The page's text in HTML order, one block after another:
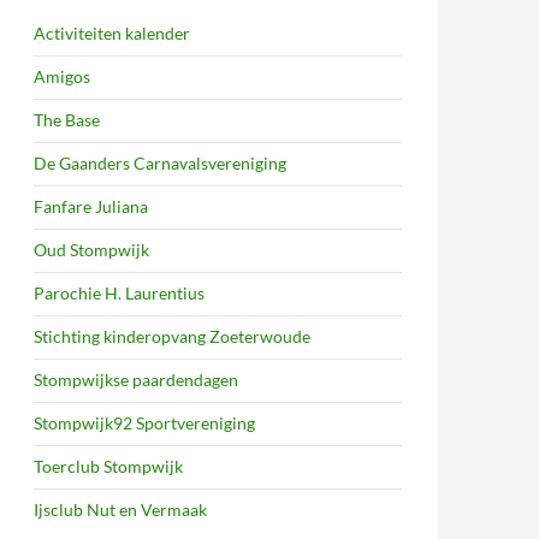
Activiteiten kalender
Amigos
The Base
De Gaanders Carnavalsvereniging
Fanfare Juliana
Oud Stompwijk
Parochie H. Laurentius
Stichting kinderopvang Zoeterwoude
Stompwijkse paardendagen
Stompwijk92 Sportvereniging
Toerclub Stompwijk
Ijsclub Nut en Vermaak